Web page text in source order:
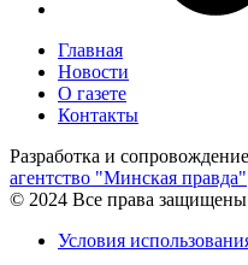
Главная
Новости
О газете
Контакты
Разработка и
агентство "Минская правда"
© 2024 Все права защищены
Условия